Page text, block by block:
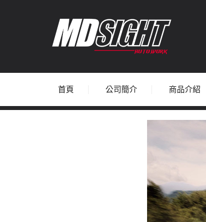
首頁 公司簡介 商品介紹